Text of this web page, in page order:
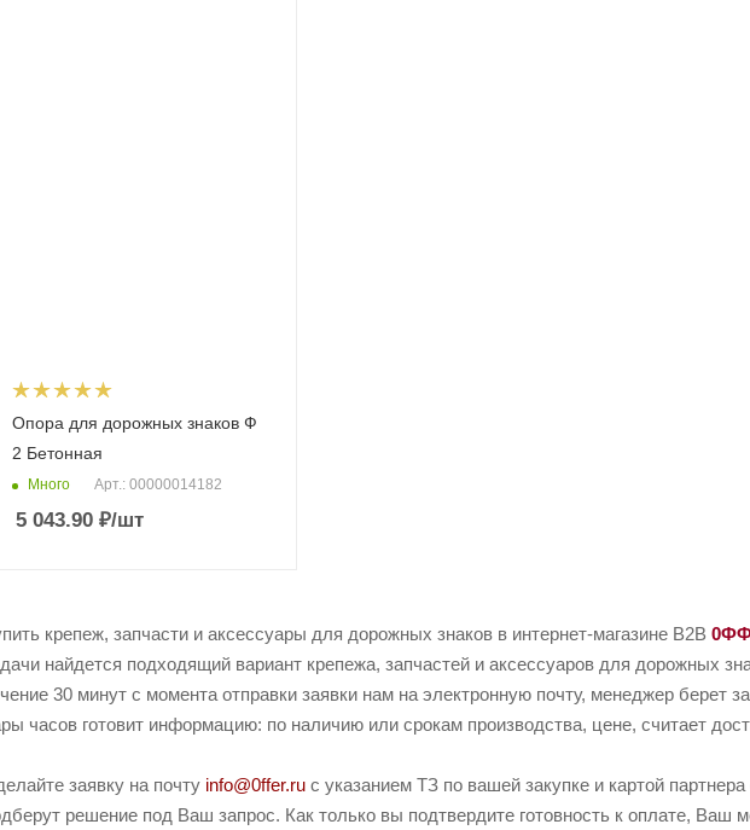
Опора для дорожных знаков Ф
2 Бетонная
Много Арт.: 00000014182
5 043.90 ₽/шт
крепеж, запчасти и аксессуары для дорожных знаков в интернет-магазине B2B
найдется подходящий вариант крепежа, запчастей и аксессуаров для дорожных
30 минут с момента отправки заявки нам на электронную почту, менеджер берет
часов готовит информацию: по наличию или срокам производства, цене, считает
заявку на почту info@0ffer.ru с указанием ТЗ по вашей закупке и картой
решение под Ваш запрос. Как только вы подтвердите готовность к оплате, Ваш